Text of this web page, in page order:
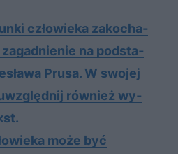
czło­wie­ka za­ko­cha­
za­gad­nie­nie na pod­sta­
Pru­sa. W swo­jej
rów­nież wy­
może być